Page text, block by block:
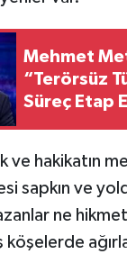
Mehmet
“Terörsüz
Süreç Etap
ve hakikatın
sapkın ve
ne
köşelerde